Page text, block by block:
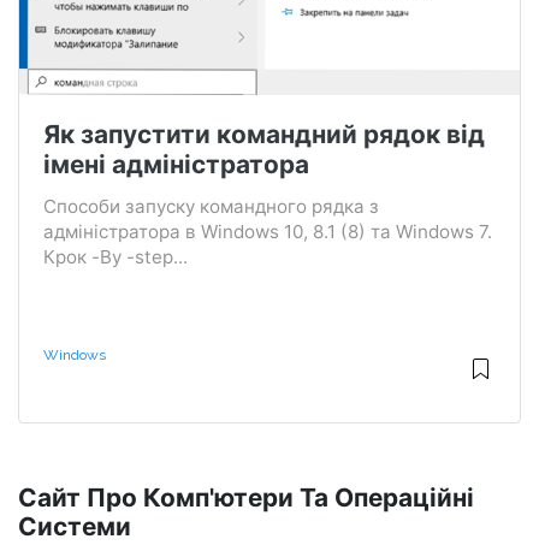
Як запустити командний рядок від
імені адміністратора
Способи запуску командного рядка з
адміністратора в Windows 10, 8.1 (8) та Windows 7.
Крок -By -step...
Windows
Сайт Про Комп'ютери Та Операційні
Системи